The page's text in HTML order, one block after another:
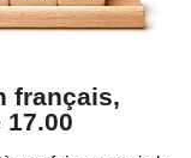
français,